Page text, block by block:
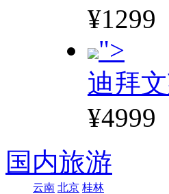
¥1299
">
迪拜
¥4999
国内旅游
云南 北京 桂林